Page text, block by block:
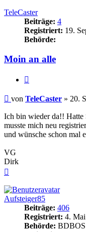
TeleCaster
Beiträge: 4
Registriert: 19.
Behörde:
Moin an alle
Beitrag
von TeleCaster » 20.
Ich bin wieder da!! Hatte
musste mich neu
und wünsche schon mal
VG
Dirk
Aufsteiger85
Beiträge: 406
Registriert: 4.
Behörde: BDBOS